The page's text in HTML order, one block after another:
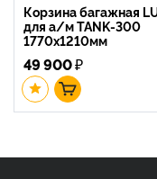
Корзина багажная
для а/м TANK-300
1770х1210мм
49 900₽